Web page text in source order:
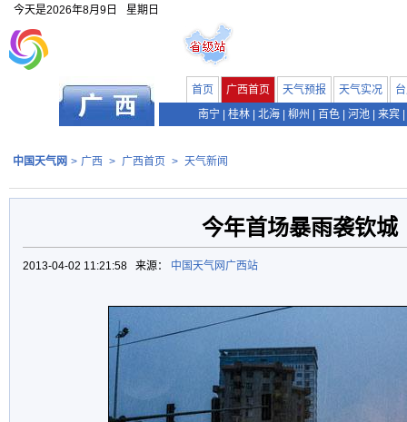
今天是2026年8月9日 星期日
首页 广西首页 天气预报 天气实况
南宁
桂林 北海 柳州 百色 河池 来宾
中国天气网 > 广西 > 广西首页 > 天气新闻
今年首场暴雨袭钦城
2013-04-02 11:21:58 来源： 中国天气网广西站